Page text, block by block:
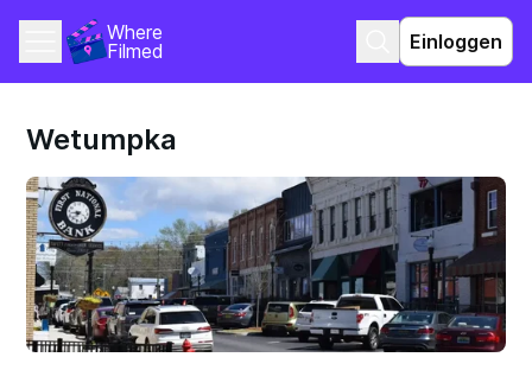
Where
Filmed
Einloggen
Wetumpka